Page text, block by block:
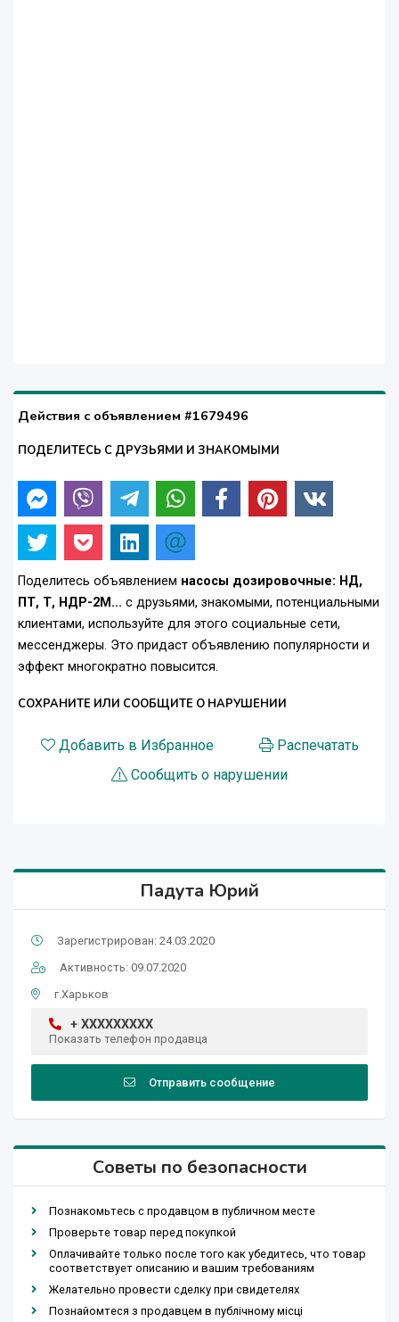
Действия с объявлением #1679496
ПОДЕЛИТЕСЬ С ДРУЗЬЯМИ И ЗНАКОМЫМИ
Поделитесь объявлением насосы дозировочные: НД,
ПТ, Т, НДР-2М... с друзьями, знакомыми, потенциальными
клиентами, используйте для этого социальные сети,
мессенджеры. Это придаст объявлению популярности и
эффект многократно повысится.
СОХРАНИТЕ ИЛИ СООБЩИТЕ О НАРУШЕНИИ
Добавить в Избранное
Распечатать
Сообщить о нарушении
Падута Юрий
Зарегистрирован: 24.03.2020
Активность: 09.07.2020
г.Харьков
+ XXXXXXXXX
Показать телефон продавца
Отправить сообщение
Советы по безопасности
Познакомьтесь с продавцом в публичном месте
Проверьте товар перед покупкой
Оплачивайте только после того как убедитесь, что товар
соответствует описанию и вашим требованиям
Желательно провести сделку при свидетелях
Познайомтеся з продавцем в публічному місці